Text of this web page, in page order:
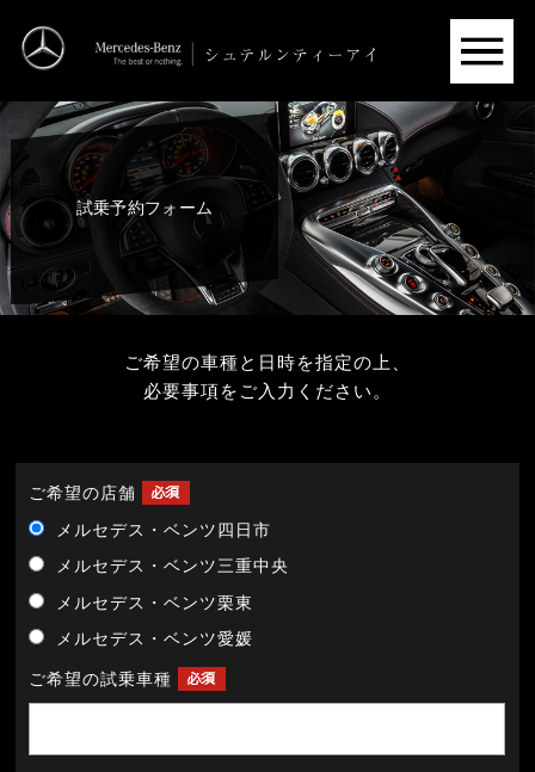
試乗予約フォーム
ご希望の車種と日時を指定の上、
必要事項をご入力ください。
ご希望の店舗
メルセデス・ベンツ四日市
メルセデス・ベンツ三重中央
メルセデス・ベンツ栗東
メルセデス・ベンツ愛媛
ご希望の試乗車種